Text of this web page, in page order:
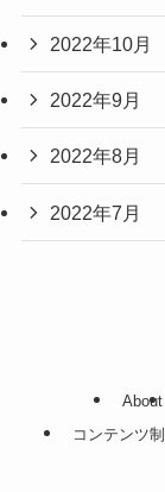
2022年10月
2022年9月
2022年8月
2022年7月
About
コンテンツ